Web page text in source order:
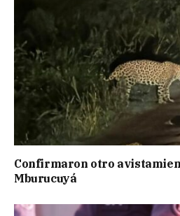
Confirmaron otro
Mburucuyá